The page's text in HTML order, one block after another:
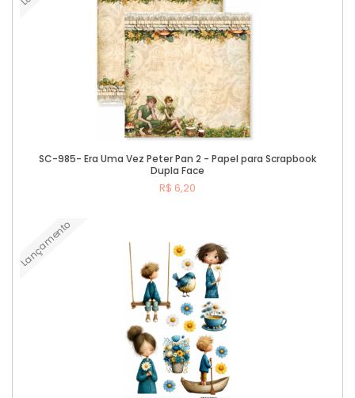
SC-985- Era Uma Vez Peter Pan 2 - Papel para Scrapbook
Dupla Face
R$ 6,20
Lançamento